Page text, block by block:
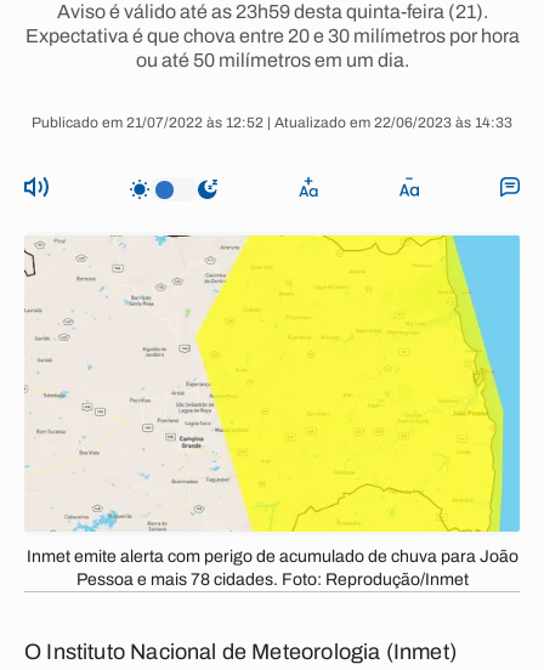
Aviso é válido até as 23h59 desta quinta-feira (21).
Expectativa é que chova entre 20 e 30 milímetros por hora
ou até 50 milímetros em um dia.
Publicado em 21/07/2022 às 12:52 | Atualizado em 22/06/2023 às 14:33
Inmet emite alerta com perigo de acumulado de chuva para João
Pessoa e mais 78 cidades. Foto: Reprodução/Inmet
O Instituto Nacional de Meteorologia (Inmet)